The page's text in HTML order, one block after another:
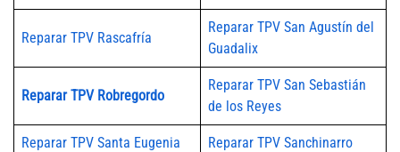
Reparar TPV Rascafría
Reparar TPV San Agustín del
Guadalix
Reparar TPV Robregordo
Reparar TPV San Sebastián
de los Reyes
Reparar TPV Santa Eugenia Reparar TPV Sanchinarro